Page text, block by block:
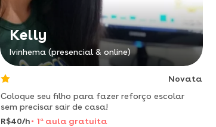
Kelly
Ivinhema (presencial & online)
Novata
Coloque seu filho para fazer reforço escolar
sem precisar sair de casa!
R$40/h
1 a aula gratuita